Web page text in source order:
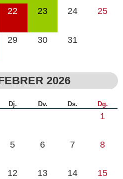
22 23 24 25
29 30 31
2026
Dj. Dv. Ds. Dg.
1
5 6 7 8
12 13 14 15